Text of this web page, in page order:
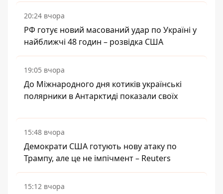
20:24 вчора
РФ готує новий масований удар по Україні у
найближчі 48 годин – розвідка США
19:05 вчора
До Міжнародного дня котиків українські
полярники в Антарктиді показали своїх
15:48 вчора
Демократи США готують нову атаку по
Трампу, але це не імпічмент – Reuters
15:12 вчора